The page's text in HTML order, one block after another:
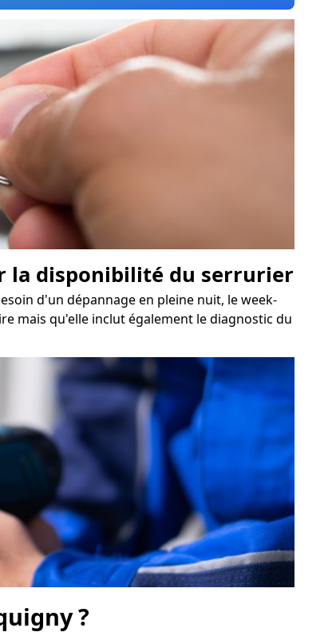
la disponibilité du serrurier
d'un dépannage en pleine nuit, le week-
mais qu'elle inclut également le diagnostic du
?